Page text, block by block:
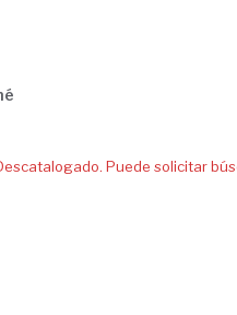
Puede solicitar